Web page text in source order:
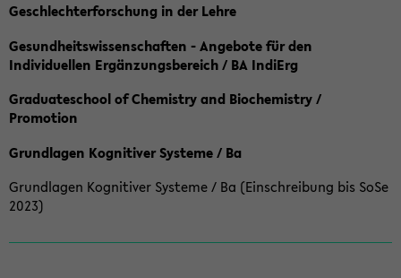
Geschlechterforschung in der Lehre
Gesundheitswissenschaften - Angebote für den
Individuellen Ergänzungsbereich / BA IndiErg
Graduateschool of Chemistry and Biochemistry /
Promotion
Grundlagen Kognitiver Systeme / Ba
Grundlagen Kognitiver Systeme / Ba (Einschreibung bis SoSe
2023)